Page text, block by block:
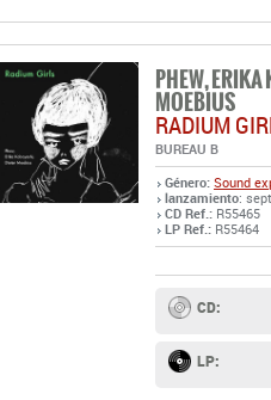
PHEW,
MOEBIUS
RADIUM
BUREAU B
Género: Sound
lanzamiento:
CD Ref.: R55465
LP Ref.: R55464
CD:
LP: